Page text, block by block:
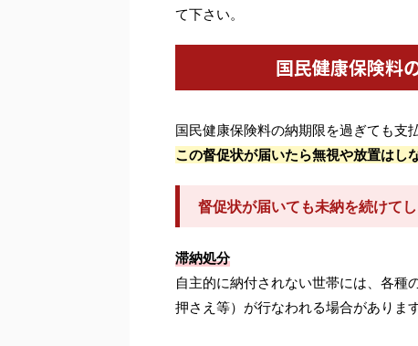
て下さい。
国民健康保険料
国民健康保険料の納期限を過ぎても支
この督促状が届いたら無視や放置はし
督促状が届いても未納を続けて
滞納処分
自主的に納付されない世帯には、各種
押さえ等）が行なわれる場合があります